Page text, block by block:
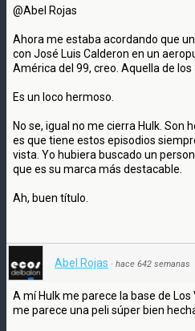
@Abel Rojas
Ahora me estaba acordando que
con José Luis Calderon en un
América del 99, creo. Aquella de los
Es un loco hermoso.
No se, igual no me cierra Hulk. Son
es que tiene estos episodios
vista. Yo hubiera buscado un
que es su marca más destacable.
Ah, buen título.
Abel Rojas · hace 642 semanas
A mí Hulk me parece la base de
me parece una peli súper bien